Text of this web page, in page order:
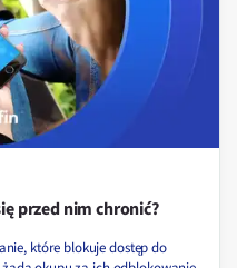
przed nim chronić?
które blokuje dostęp do